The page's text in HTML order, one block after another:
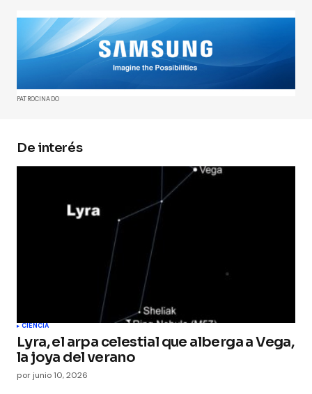
Tu dirección de correo electrónico no será
publicada.Los campos obligatorios están
marcados con*
Comment*
Your E-mail*
Guarda mi nombre, correo electrónico y web en
este navegador para la próxima vez que
Submit Comment
PATROCINADO
De interés
CIENCIA
Lyra, el arpa celestial que alberga a Vega,
la joya del verano
por junio 10, 2026